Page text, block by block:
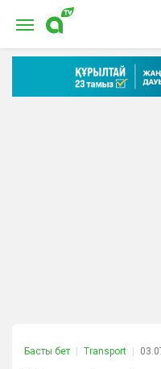
Басты бет Transport